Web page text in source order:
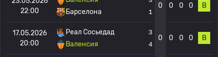
22:00
Барселона
1
0 0 0 0 В
17.05.2026
20:00
Реал Сосьедад
Валенсия
3
4
0 0 0 0 В